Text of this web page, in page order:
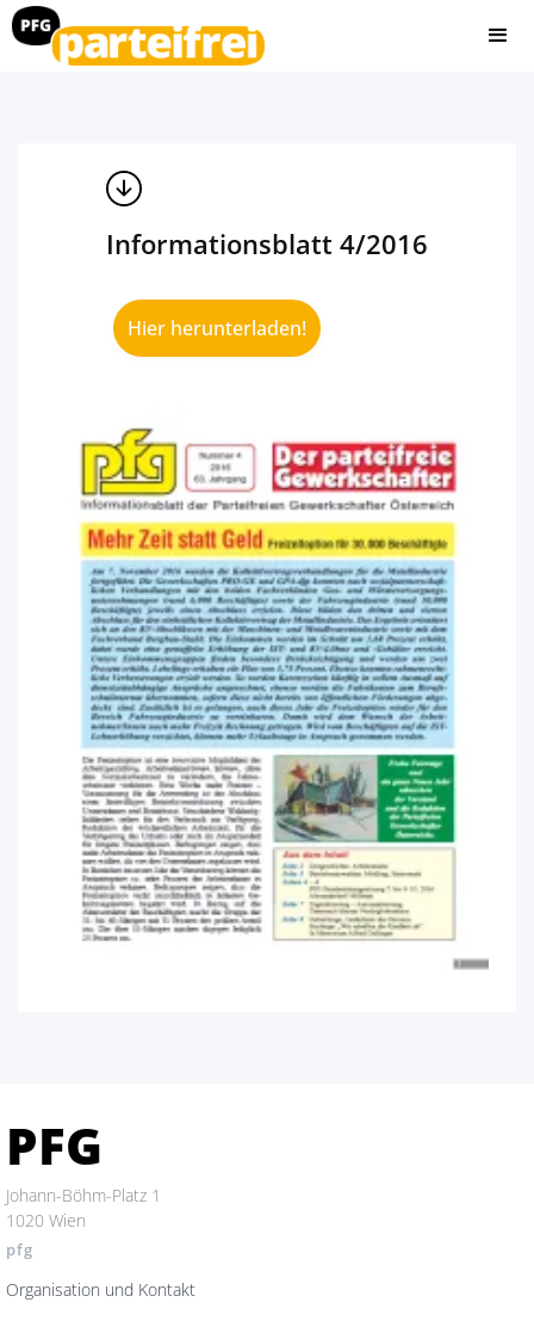
Informationsblatt 4/2016
Hier herunterladen!
PFG
Johann-Böhm-Platz 1
1020 Wien
pfg
Organisation und Kontakt